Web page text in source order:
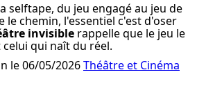
selftape, du jeu engagé au jeu de
le chemin, l'essentiel c'est d'oser
invisible rappelle que le jeu le
qui naît du réel.
le 06/05/2026Théâtre et Cinéma